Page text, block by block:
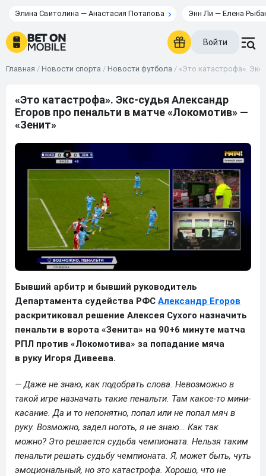
Элина Свитолина — Анастасия Потапова Энн Ли — Елена
Войти
Главная / Новости спорта / Новости футбола / «Это катастрофа».
«Это катастрофа». Экс-судья Александр
Егоров про пенальти в матче «Локомотив» —
«Зенит»
Бывший арбитр и бывший руководитель
Департамента судейства РФС Александр Егоров
раскритиковал решение Алексея Сухого назначить
пенальти в ворота «Зенита» на 90+6 минуте матча
РПЛ против «Локомотива» за попадание мяча
в руку Игоря Дивеева.
— Даже не знаю, как подобрать слова. Невозможно в
такой игре назначать такие пенальти. Там какое-то мини-
касание. Да и то непонятно, попал или не попал мяч в
руку. Возможно, задел ноготь, я не знаю… Как так
можно? Это решается судьба чемпионата. Нельзя таким
пенальти решать судьбу чемпионата. Я, может быть, чуть
эмоциональный, но это катастрофа. Хорошо, что не